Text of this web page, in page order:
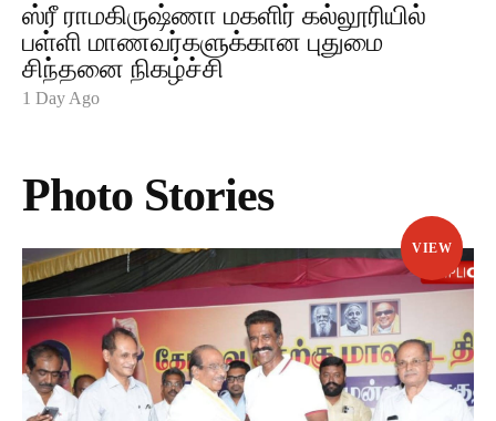
ஸ்ரீ ராமகிருஷ்ணா மகளிர் கல்லூரியில்
பள்ளி மாணவர்களுக்கான புதுமை
சிந்தனை நிகழ்ச்சி
1 Day Ago
Photo Stories
VIEW